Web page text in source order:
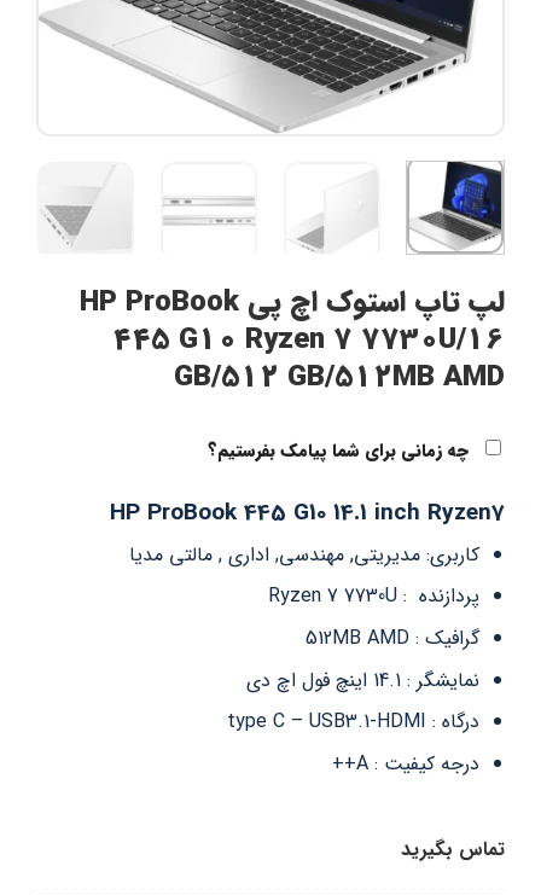
لپ تاپ استوک اچ پی HP ProBook
445 G10 Ryzen 7 7730U/16
GB/512 GB/512MB AMD
چه زمانی برای شما پیامک بفرستیم؟
HP ProBook 445 G10 14.1 inch Ryzen7
کاربری: مدیریتی, مهندسی, اداری , مالتی مدیا
پردازنده : Ryzen 7 7730U
گرافیک : 512MB AMD
نمایشگر : 14.1 اینچ فول اچ دی
درگاه : type C – USB3.1-HDMI
درجه کیفیت : A++
تماس بگیرید